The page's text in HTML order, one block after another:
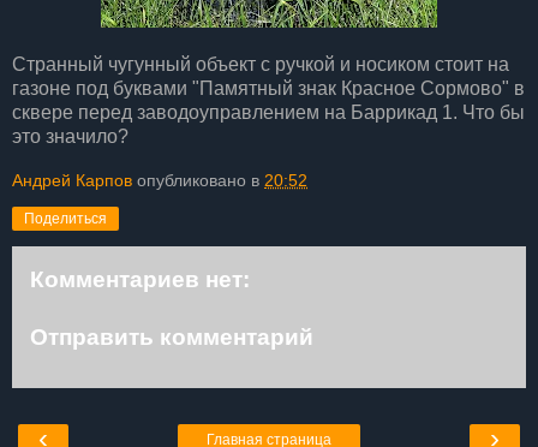
Странный чугунный объект с ручкой и носиком стоит на
газоне под буквами "Памятный знак Красное Сормово" в
сквере перед заводоуправлением на Баррикад 1. Что бы
это значило?
Андрей Карпов опубликовано в 20:52
Поделиться
Комментариев нет:
Отправить комментарий
‹ ›
Главная страница